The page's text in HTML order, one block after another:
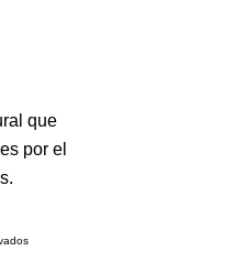
que
por el